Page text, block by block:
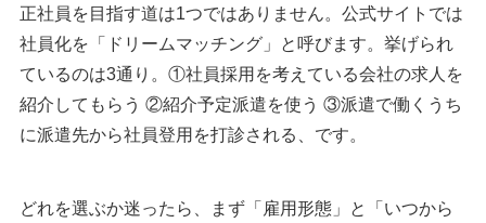
正社員を目指す道は1つではありません。公式サイトでは
社員化を「ドリームマッチング」と呼びます。挙げられ
ているのは3通り。①社員採用を考えている会社の求人を
紹介してもらう ②紹介予定派遣を使う ③派遣で働くうち
に派遣先から社員登用を打診される、です。
どれを選ぶか迷ったら、まず「雇用形態」と「いつから